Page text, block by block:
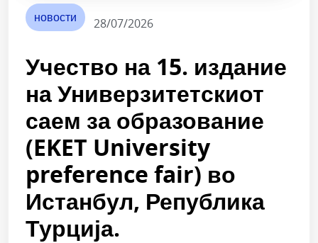
новости 28/07/2026
Учество на 15. издание
на Универзитетскиот
саем за образование
(EKET University
preference fair) во
Истанбул, Република
Турција.